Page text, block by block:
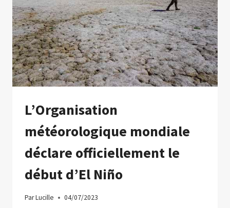
LES
IMAGES
DE
LA
NASA
L’Organisation
météorologique mondiale
déclare officiellement le
début d’El Niño
ParLucille 04/07/2023